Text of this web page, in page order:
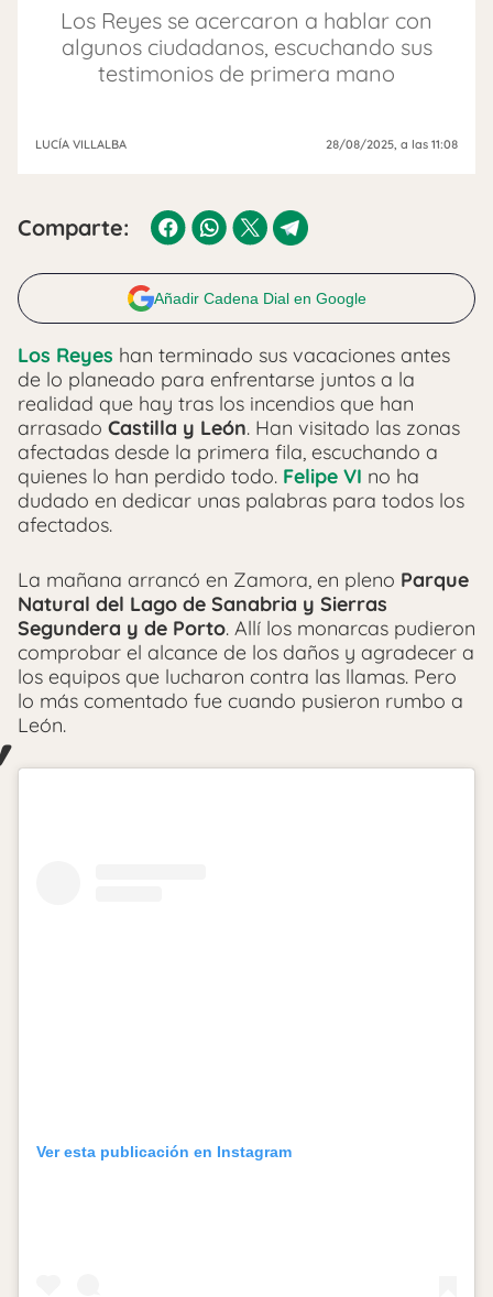
Los Reyes se acercaron a hablar con
algunos ciudadanos, escuchando sus
testimonios de primera mano
LUCÍA VILLALBA 28/08/2025, a las 11:08
Comparte:
Añadir Cadena Dial en Google
Los Reyes han terminado sus vacaciones antes
de lo planeado para enfrentarse juntos a la
realidad que hay tras los incendios que han
arrasado Castilla y León. Han visitado las zonas
afectadas desde la primera fila, escuchando a
quienes lo han perdido todo. Felipe VI no ha
dudado en dedicar unas palabras para todos los
afectados.
La mañana arrancó en Zamora, en pleno Parque
Natural del Lago de Sanabria y Sierras
Segundera y de Porto. Allí los monarcas pudieron
comprobar el alcance de los daños y agradecer a
los equipos que lucharon contra las llamas. Pero
lo más comentado fue cuando pusieron rumbo a
León.
Ver esta publicación en Instagram